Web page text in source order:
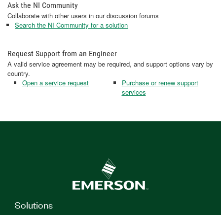
Ask the NI Community
Collaborate with other users in our discussion forums
Search the NI Community for a solution
Request Support from an Engineer
A valid service agreement may be required, and support options vary by
country.
Open a service request
Purchase or renew support
services
Solutions